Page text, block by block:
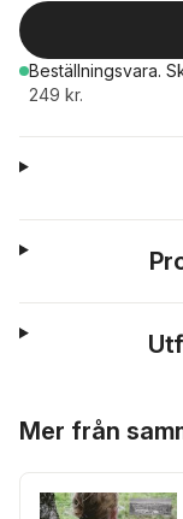
Beställningsvara.
249 kr.
Mer från